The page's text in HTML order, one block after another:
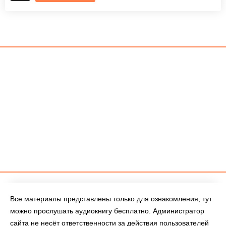
Все материалы представлены только для ознакомления, тут
можно прослушать аудиокнигу бесплатно. Администратор
сайта не несёт ответственности за действия пользователей